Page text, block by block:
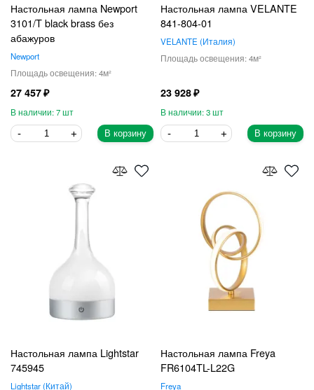
Настольная лампа Newport
3101/T black brass без
абажуров
Newport
4
27 457
7
В корзину
Настольная лампа VELANTE
841-804-01
VELANTE Италия
4
23 928
3
В корзину
Настольная лампа Lightstar
745945
Lightstar Китай
Настольная лампа Freya
FR6104TL-L22G
Freya